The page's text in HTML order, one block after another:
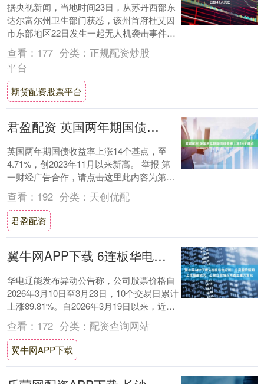
据央视新闻，当地时间23日，从苏丹西部东
达尔富尔州卫生部门获悉，该州首府杜艾因
市东部地区22日发生一起无人机袭击事件。
一辆载有乘客的车辆被炸毁，造成23名平民
死....
查看： 177 分类： 正规配资炒股
平台
期货配资股票平台
君盈配资 英国两年期国债收益率上涨14个基点
英国两年期国债收益率上涨14个基点，至
4.71%，创2023年11月以来新高。 举报 第
一财经广告合作，请点击这里此内容为第一
财经原创，著作权归第一财经所有。未....
查看： 192 分类： 天创优配
君盈配资
翼牛网APP下载 6连板华电辽能：公司股价短期上涨幅度较大，日常经营情况未发生重大变化
华电辽能发布异动公告称，公司股票价格自
2026年3月10日至3月23日，10个交易日累计
上涨89.81%。自2026年3月19日以来，近三
日换手率分别为12.5....
查看： 172 分类： 配资查询网站
翼牛网APP下载